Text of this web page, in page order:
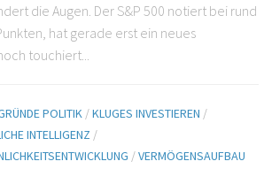
die Augen. Der S&P 500 notiert bei rund
hat gerade erst ein neues
touchiert...
POLITIK /KLUGES INVESTIEREN /
INTELLIGENZ /
/VERMÖGENSAUFBAU